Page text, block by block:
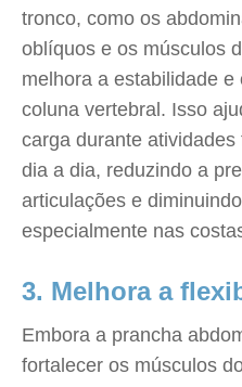
tronco, como os
oblíquos e os músculos
melhora a estabilidade
coluna vertebral. Isso
carga durante
dia a dia, reduzindo a
articulações e
especialmente nas
3. Melhora a
Embora a prancha
fortalecer os músculos